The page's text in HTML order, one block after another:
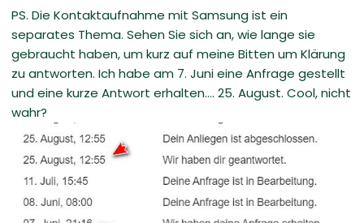
PS. Die Kontaktaufnahme mit Samsung ist ein
separates Thema. Sehen Sie sich an, wie lange sie
gebraucht haben, um kurz auf meine Bitten um Klärung
zu antworten. Ich habe am 7. Juni eine Anfrage gestellt
und eine kurze Antwort erhalten.... 25. August. Cool, nicht
wahr?